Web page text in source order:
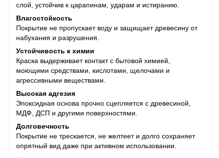
слой, устойчив к царапинам, ударам и истиранию.
Влагостойкость
Покрытие не пропускает воду и защищает древесину от
набухания и разрушения.
Устойчивость к химии
Краска выдерживает контакт с бытовой химией,
моющими средствами, кислотами, щелочами и
агрессивными веществами.
Высокая адгезия
Эпоксидная основа прочно сцепляется с древесиной,
МДФ, ДСП и другими поверхностями.
Долговечность
Покрытие не трескается, не желтеет и долго сохраняет
опрятный вид даже при активном использовании.